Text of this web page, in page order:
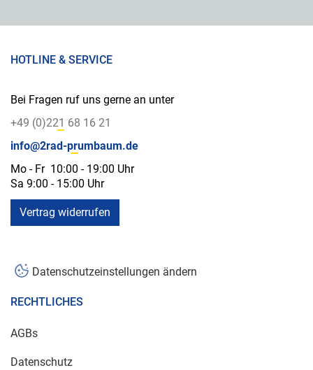
HOTLINE & SERVICE
Bei Fragen ruf uns gerne an unter
+49 (0)221 68 16 21
info@2rad-prumbaum.de
Mo - Fr 10:00 - 19:00 Uhr
Sa 9:00 - 15:00 Uhr
Vertrag widerrufen
Datenschutzeinstellungen ändern
RECHTLICHES
AGBs
Datenschutz